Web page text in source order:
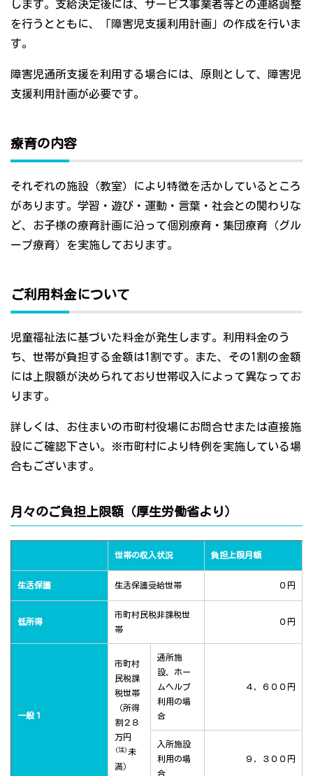
します。支給決定後には、サービス事業者等との連絡調整
を行うとともに、「障害児支援利用計画」の作成を行いま
す。
障害児通所支援を利用する場合には、原則として、障害児
支援利用計画が必要です。
療育の内容
それぞれの施設（教室）により特徴を活かしているところ
があります。学習・遊び・運動・言葉・社会との関わりな
ど、お子様の療育計画に沿って個別療育・集団療育（グル
ープ療育）を実施しております。
ご利用料金について
児童福祉法に基づいた料金が発生します。利用料金のう
ち、世帯が負担する金額は1割です。また、その1割の金額
には上限額が決められており世帯収入によって異なってお
ります。
詳しくは、お住まいの市町村役場にお問合せまたは直接施
設にご確認下さい。※市町村により特例を実施している場
合もございます。
月々のご負担上限額（厚生労働省より）
世帯の収入状況 負担上限月額
生活保護 生活保護受給世帯 ０円
低所得
市町村民税非課税世
帯
０円
一般１
市町村
民税課
税世帯
（所得
割２８
万円
(注) 未
満）
通所施
設、ホー
ムヘルプ
利用の場
合
４，６００円
入所施設
利用の場
合
９，３００円